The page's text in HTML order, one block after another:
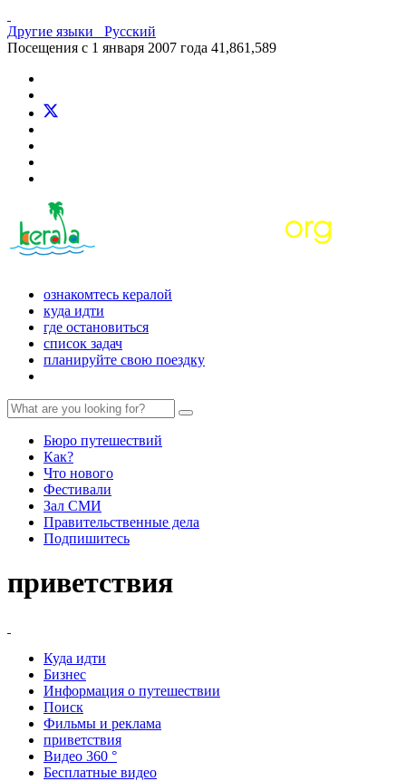
Другие языки
Русский
Посещения с 1 января 2007 года 41,861,589
ознакомтесь кералой
куда идти
где остановиться
список задач
планируйте свою поездку
Бюро путешествий
Как?
Что нового
Фестивали
Зал СМИ
Правительственные дела
Подпишитесь
приветствия
Куда идти
Бизнес
Информация о путешествии
Поиск
Фильмы и реклама
приветствия
Видео 360 °
Бесплатные видео